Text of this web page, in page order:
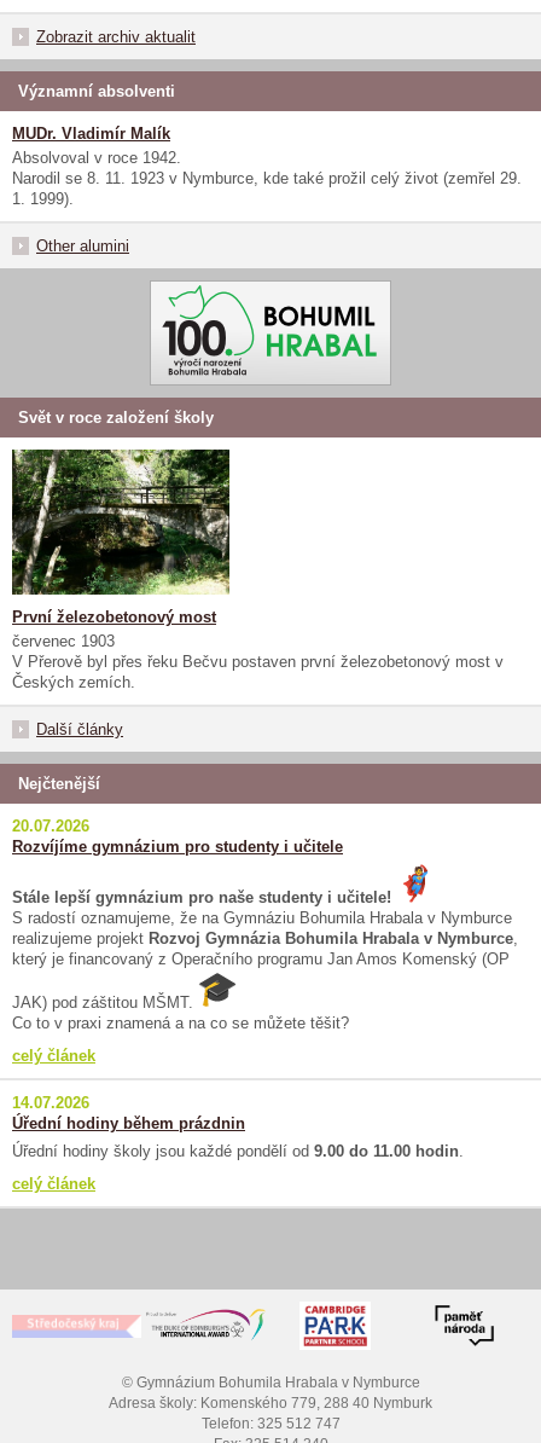
Zobrazit archiv aktualit
Významní absolventi
MUDr. Vladimír Malík
Absolvoval v roce 1942.
Narodil se 8. 11. 1923 v Nymburce, kde také prožil celý život (zemřel 29.
1. 1999).
Other alumini
Svět v roce založení školy
První železobetonový most
červenec 1903
V Přerově byl přes řeku Bečvu postaven první železobetonový most v
Českých zemích.
Další články
Nejčtenější
20.07.2026
Rozvíjíme gymnázium pro studenty i učitele
Stále lepší gymnázium pro naše studenty i učitele!
S radostí oznamujeme, že na Gymnáziu Bohumila Hrabala v Nymburce
realizujeme projekt Rozvoj Gymnázia Bohumila Hrabala v Nymburce
který je financovaný z Operačního programu Jan Amos Komenský (OP
JAK) pod záštitou MŠMT.
Co to v praxi znamená a na co se můžete těšit?
celý článek
14.07.2026
Úřední hodiny během prázdnin
Úřední hodiny školy jsou každé pondělí od 9.00 do 11.00 hodin
celý článek
© Gymnázium Bohumila Hrabala v Nymburce
Adresa školy: Komenského 779, 288 40 Nymburk
Telefon: 325 512 747